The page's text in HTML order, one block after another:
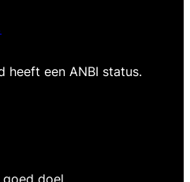
heeft een ANBI status.